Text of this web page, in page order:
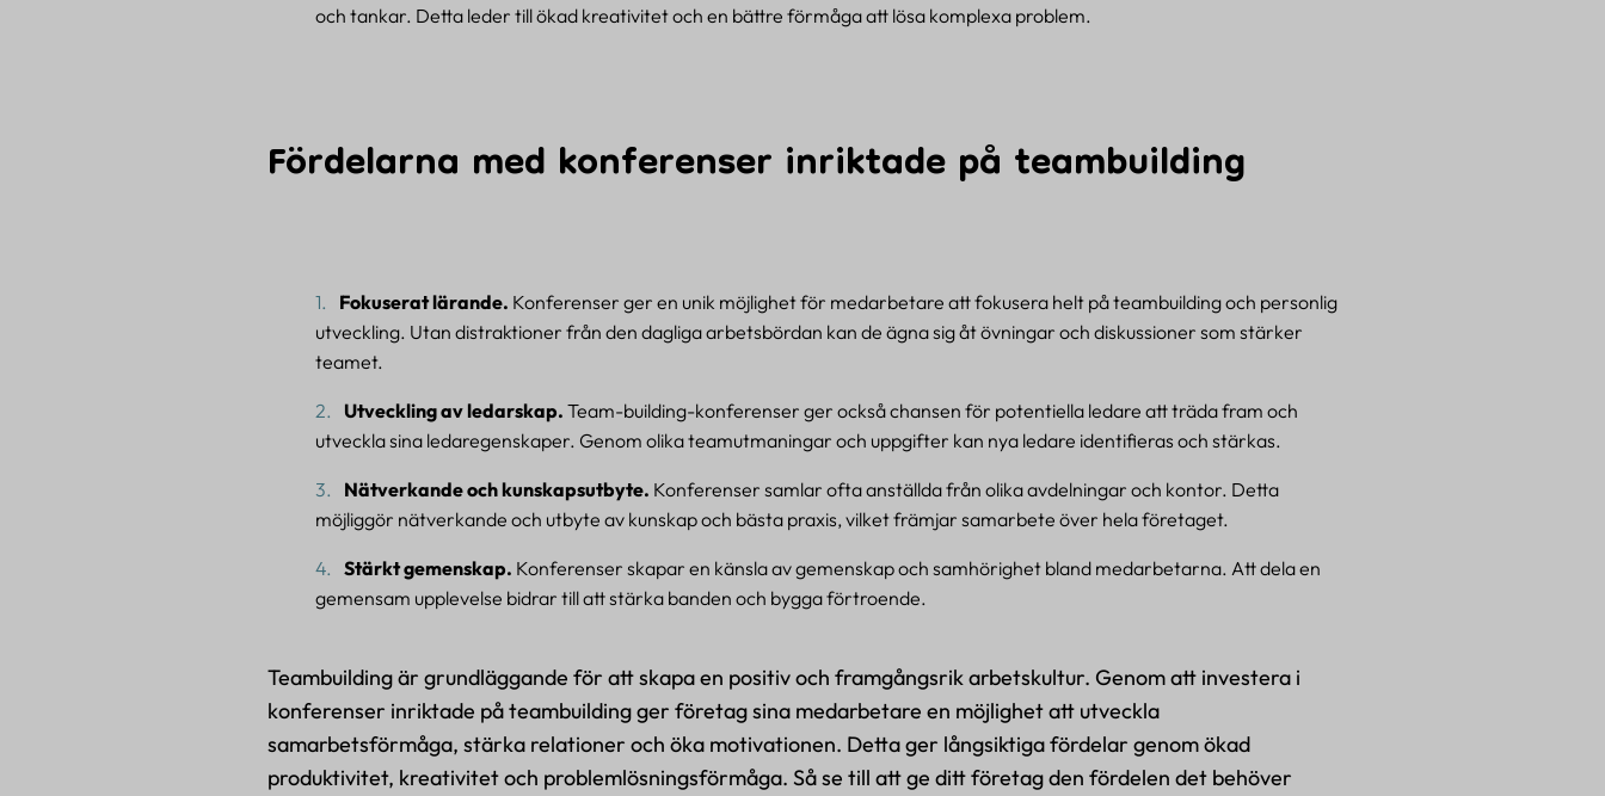
och tankar. Detta leder till ökad kreativitet och en bättre förmåga att lösa komplexa problem.
Fördelarna med konferenser inriktade på teambuilding
Fokuserat lärande. Konferenser ger en unik möjlighet för medarbetare att fokusera helt på teambuilding och personlig
utveckling. Utan distraktioner från den dagliga arbetsbördan kan de ägna sig åt övningar och diskussioner som stärker
teamet.
Utveckling av ledarskap. Team-building-konferenser ger också chansen för potentiella ledare att träda fram och
utveckla sina ledaregenskaper. Genom olika teamutmaningar och uppgifter kan nya ledare identifieras och stärkas.
Nätverkande och kunskapsutbyte. Konferenser samlar ofta anställda från olika avdelningar och kontor. Detta
möjliggör nätverkande och utbyte av kunskap och bästa praxis, vilket främjar samarbete över hela företaget.
Stärkt gemenskap. Konferenser skapar en känsla av gemenskap och samhörighet bland medarbetarna. Att dela en
gemensam upplevelse bidrar till att stärka banden och bygga förtroende.
Teambuilding är grundläggande för att skapa en positiv och framgångsrik arbetskultur. Genom att investera i
konferenser inriktade på teambuilding ger företag sina medarbetare en möjlighet att utveckla
samarbetsförmåga, stärka relationer och öka motivationen. Detta ger långsiktiga fördelar genom ökad
produktivitet, kreativitet och problemlösningsförmåga. Så se till att ge ditt företag den fördelen det behöver